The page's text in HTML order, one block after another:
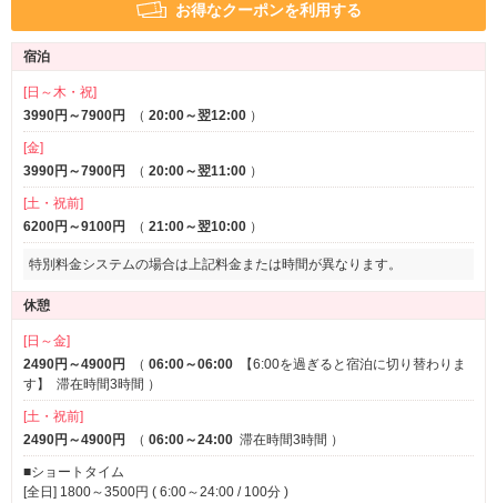
サービス
ルームサービス
お得なクーポンを利用する
宿泊
[日～木・祝]
3990円～7900円
（ 20:00～翌12:00 ）
[金]
3990円～7900円
（ 20:00～翌11:00 ）
[土・祝前]
6200円～9100円
（ 21:00～翌10:00 ）
特別料金システムの場合は上記料金または時間が異なります。
休憩
[日～金]
2490円～4900円
（ 06:00～06:00
【6:00を過ぎると宿泊に切り替わりま
す】
滞在時間3時間 ）
[土・祝前]
2490円～4900円
（ 06:00～24:00 滞在時間3時間 ）
■ショートタイム
[全日] 1800～3500円 ( 6:00～24:00 / 100分 )